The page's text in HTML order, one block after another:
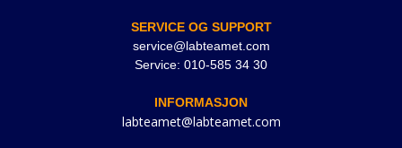
SERVICE OG SUPPORT
service@labteamet.com
Service: 010-585 34 30
INFORMASJON
labteamet@labteamet.com